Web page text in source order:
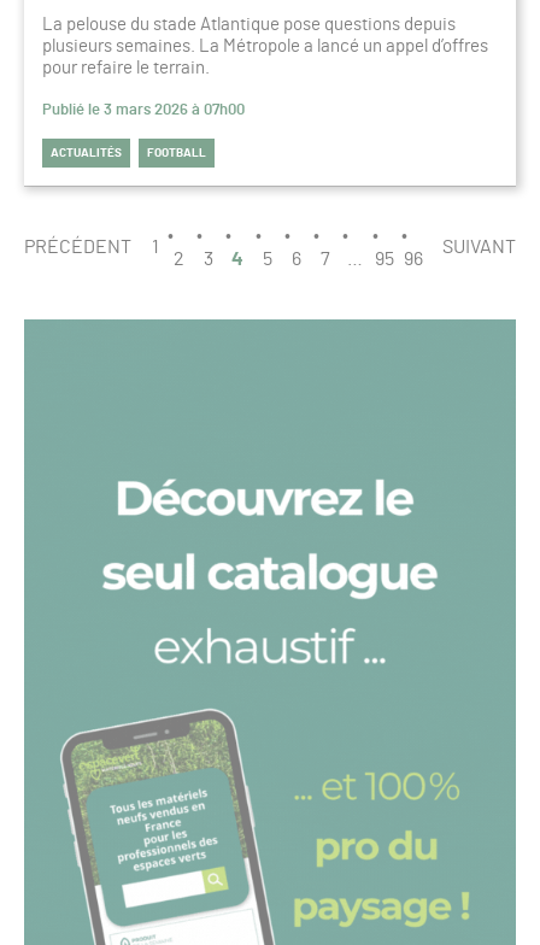
La pelouse du stade Atlantique pose questions depuis
plusieurs semaines. La Métropole a lancé un appel d’offres
pour refaire le terrain.
Publié le 3 mars 2026 à 07h00
ACTUALITÉS FOOTBALL
PAGINATION
PAGE
4
PRÉCÉDENT 1
2 3 4 5 6 7 95 96
SUIVANT